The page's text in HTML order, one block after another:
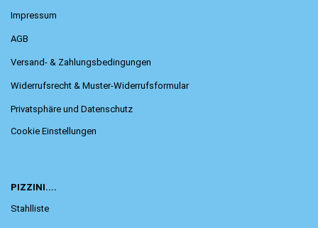
Impressum
AGB
Versand- & Zahlungsbedingungen
Widerrufsrecht & Muster-Widerrufsformular
Privatsphäre und Datenschutz
Cookie Einstellungen
PIZZINI....
Stahlliste